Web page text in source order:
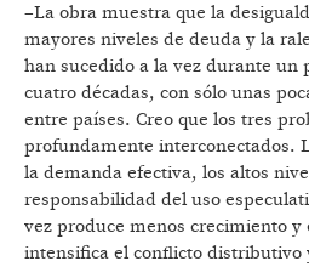
–La obra muestra que la
mayores niveles de deuda y la
han sucedido a la vez durante un
cuatro décadas, con sólo unas
entre países. Creo que los tres
profundamente interconectados.
la demanda efectiva, los altos
responsabilidad del uso
vez produce menos crecimiento y
intensifica el conflicto distributivo